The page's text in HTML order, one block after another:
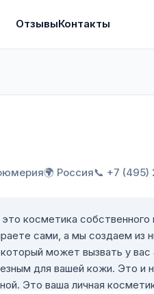
ОтзывыКонтакты
🌍 Россия📞 +7
косметика собственного
сами, а мы создаем из
может вызвать у
для вашей кожи. Это и
Это ваша личная